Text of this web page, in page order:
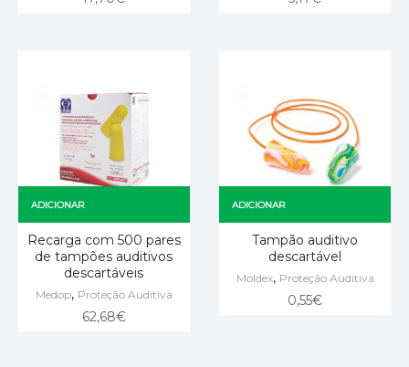
ADICIONAR
Recarga com 500 pares
de tampões auditivos
descartáveis
Medop, Proteção Auditiva
62,68€
ADICIONAR
Tampão auditivo
descartável
Moldex, Proteção Auditiva
0,55€